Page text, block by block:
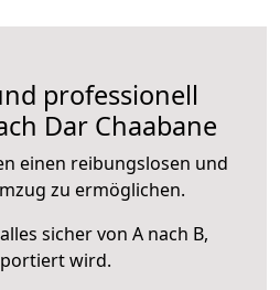
professionell
Dar Chaabane
einen reibungslosen und
zu ermöglichen.
sicher von A nach B,
wird.